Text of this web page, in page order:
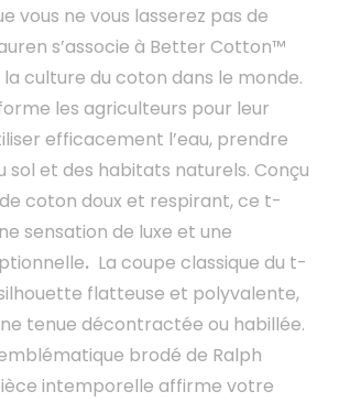
vous ne vous lasserez pas de
s’associe à Better Cotton™
culture du coton dans le monde.
les agriculteurs pour leur
efficacement l’eau, prendre
sol et des habitats naturels. Conçu
coton doux et respirant, ce t-
sensation de luxe et une
. La coupe classique du t-
flatteuse et polyvalente,
tenue décontractée ou habillée.
brodé de Ralph
intemporelle affirme votre